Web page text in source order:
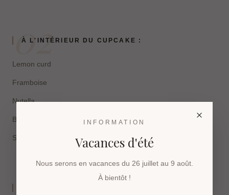
02
À L'INTÉRIEUR DU CUPCAKE :
Lemon curd
Framboise
Nutella
Beurre de cacahuètes
Spéculoos
INFORMATION
Vacances d'été
Nous serons en vacances du 26 juillet au 9 août.
À bientôt !